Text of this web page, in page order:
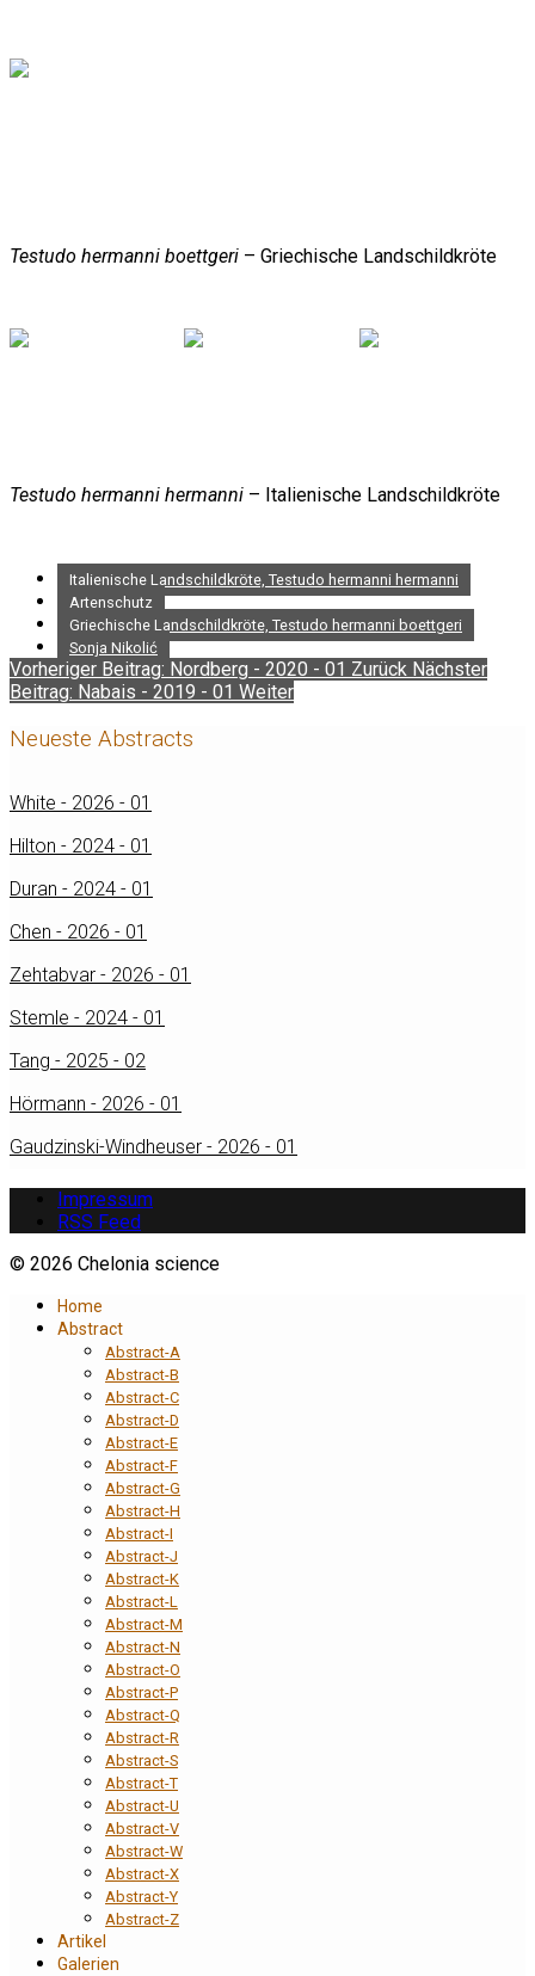
Testudo hermanni boettgeri – Griechische Landschildkröte
Testudo hermanni hermanni – Italienische Landschildkröte
Italienische Landschildkröte, Testudo hermanni hermanni
Artenschutz
Griechische Landschildkröte, Testudo hermanni boettgeri
Sonja Nikolić
Vorheriger Beitrag: Nordberg - 2020 - 01 Zurück Nächster
Beitrag: Nabais - 2019 - 01 Weiter
Neueste Abstracts
White - 2026 - 01
Hilton - 2024 - 01
Duran - 2024 - 01
Chen - 2026 - 01
Zehtabvar - 2026 - 01
Stemle - 2024 - 01
Tang - 2025 - 02
Hörmann - 2026 - 01
Gaudzinski-Windheuser - 2026 - 01
Impressum
RSS Feed
© 2026 Chelonia science
Home
Abstract
Abstract-A
Abstract-B
Abstract-C
Abstract-D
Abstract-E
Abstract-F
Abstract-G
Abstract-H
Abstract-I
Abstract-J
Abstract-K
Abstract-L
Abstract-M
Abstract-N
Abstract-O
Abstract-P
Abstract-Q
Abstract-R
Abstract-S
Abstract-T
Abstract-U
Abstract-V
Abstract-W
Abstract-X
Abstract-Y
Abstract-Z
Artikel
Galerien